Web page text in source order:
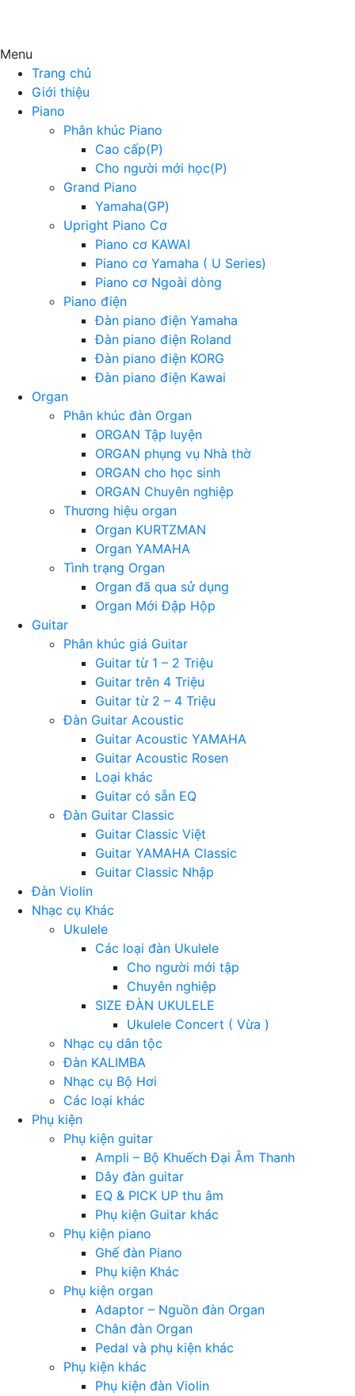
Menu
Trang chủ
Giới thiệu
Piano
Phân khúc Piano
Cao cấp(P)
Cho người mới học(P)
Grand Piano
Yamaha(GP)
Upright Piano Cơ
Piano cơ KAWAI
Piano cơ Yamaha ( U Series)
Piano cơ Ngoài dòng
Piano điện
Đàn piano điện Yamaha
Đàn piano điện Roland
Đàn piano điện KORG
Đàn piano điện Kawai
Organ
Phân khúc đàn Organ
ORGAN Tập luyện
ORGAN phụng vụ Nhà thờ
ORGAN cho học sinh
ORGAN Chuyên nghiệp
Thương hiệu organ
Organ KURTZMAN
Organ YAMAHA
Tình trạng Organ
Organ đã qua sử dụng
Organ Mới Đập Hộp
Guitar
Phân khúc giá Guitar
Guitar từ 1 – 2 Triệu
Guitar trên 4 Triệu
Guitar từ 2 – 4 Triệu
Đàn Guitar Acoustic
Guitar Acoustic YAMAHA
Guitar Acoustic Rosen
Loại khác
Guitar có sẵn EQ
Đàn Guitar Classic
Guitar Classic Việt
Guitar YAMAHA Classic
Guitar Classic Nhập
Đàn Violin
Nhạc cụ Khác
Ukulele
Các loại đàn Ukulele
Cho người mới tập
Chuyên nghiệp
SIZE ĐÀN UKULELE
Ukulele Concert ( Vừa )
Nhạc cụ dân tộc
Đàn KALIMBA
Nhạc cụ Bộ Hơi
Các loại khác
Phụ kiện
Phụ kiện guitar
Ampli – Bộ Khuếch Đại Âm Thanh
Dây đàn guitar
EQ & PICK UP thu âm
Phụ kiện Guitar khác
Phụ kiện piano
Ghế đàn Piano
Phụ kiện Khác
Phụ kiện organ
Adaptor – Nguồn đàn Organ
Chân đàn Organ
Pedal và phụ kiện khác
Phụ kiện khác
Phụ kiện đàn Violin